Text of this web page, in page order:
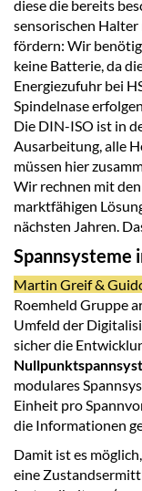
diese die bereits
sensorischen
fördern: Wir
keine Batterie, da
Energiezufuhr bei
Spindelnase
Die DIN-ISO ist in
Ausarbeitung, alle
müssen hier
Wir rechnen mit
marktfähigen
nächsten Jahren.
Spannsysteme
Martin Greif &
Roemheld Gruppe
Umfeld der
sicher die
modulares
Einheit pro
die Informationen
Damit ist es
eine